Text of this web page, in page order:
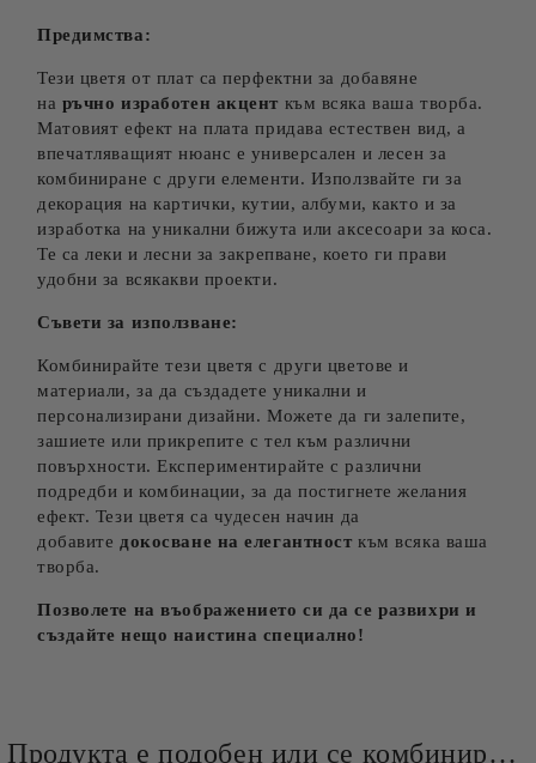
Предимства:
Тези цветя от плат са перфектни за добавяне
на ръчно изработен акцент към всяка ваша творба.
Матовият ефект на плата придава естествен вид, а
впечатляващият нюанс е универсален и лесен за
комбиниране с други елементи. Използвайте ги за
декорация на картички, кутии, албуми, както и за
изработка на уникални бижута или аксесоари за коса.
Те са леки и лесни за закрепване, което ги прави
удобни за всякакви проекти.
Съвети за използване:
Комбинирайте тези цветя с други цветове и
материали, за да създадете уникални и
персонализирани дизайни. Можете да ги залепите,
зашиете или прикрепите с тел към различни
повърхности. Експериментирайте с различни
подредби и комбинации, за да постигнете желания
ефект. Тези цветя са чудесен начин да
добавите докосване на елегантност към всяка ваша
творба.
Позволете на въображението си да се развихри и
създайте нещо наистина специално!
Продукта е подобен или се комбинира добре и със следните продукти :